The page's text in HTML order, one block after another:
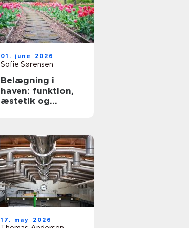
01. june 2026
Sofie Sørensen
Belægning i
haven: funktion,
æstetik og
17. may 2026